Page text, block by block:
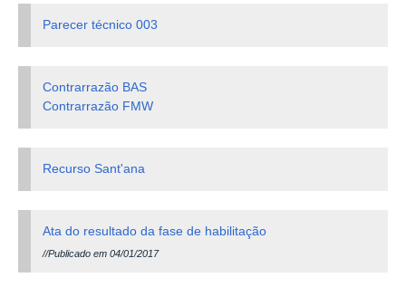
Parecer técnico 003
Contrarrazão BAS
Contrarrazão FMW
Recurso Sant'ana
Ata do resultado da fase de habilitação
//Publicado em 04/01/2017